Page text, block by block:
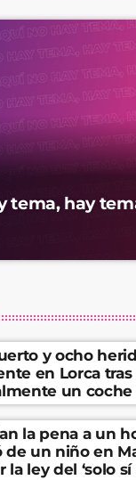
tema, hay
y ocho
en Lorca tras
un
la pena a un
de un niño en
la ley del ‘solo sí